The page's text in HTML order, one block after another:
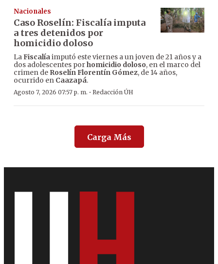
Nacionales
Caso Roselín: Fiscalía imputa
a tres detenidos por
homicidio doloso
LaFiscalíaimputó este viernes a un joven de 21 años y a
dos adolescentes porhomicidio doloso, en el marco del
crimen de Roselín Florentín Gómez, de 14 años,
ocurrido en Caazapá.
Agosto 7, 2026 07:57 p. m. · Redacción ÚH
Carga Más